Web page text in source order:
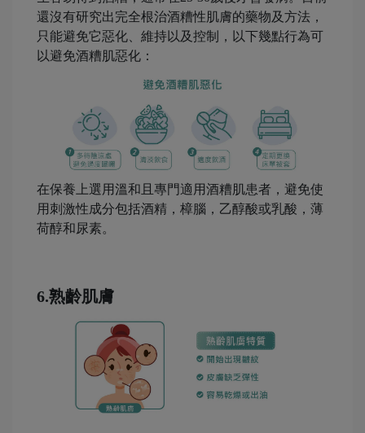
還沒有研究出完全根治酒糟性肌膚的藥物及方法，
只能避免它惡化、維持以及控制，以下幾點行為可
以避免酒糟肌惡化：
在保養上選用溫和且專門適用酒糟肌患者，避免使
用刺激性成分包括酒精，樟腦，乙醇酸或乳酸，薄
荷醇和尿素。
6.熟齡肌膚